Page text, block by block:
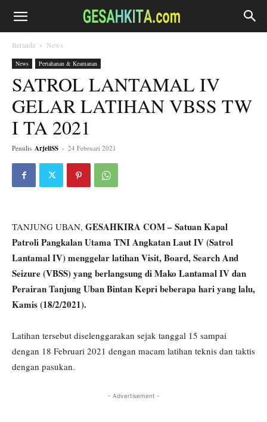
Beranda News
News Pertahanan & Keamanan
SATROL LANTAMAL IV
GELAR LATIHAN VBSS TW
I TA 2021
Penulis ArjeliSS - 24 Februari 2021
TANJUNG UBAN, GESAHKIRA COM – Satuan Kapal
Patroli Pangkalan Utama TNI Angkatan Laut IV (Satrol
Lantamal IV) menggelar latihan Visit, Board, Search And
Seizure (VBSS) yang berlangsung di Mako Lantamal IV dan
Perairan Tanjung Uban Bintan Kepri beberapa hari yang lalu,
Kamis (18/2/2021).
Latihan tersebut diselenggarakan sejak tanggal 15 sampai
dengan 18 Februari 2021 dengan macam latihan teknis dan taktis
dengan pasukan.
- Advertisement -